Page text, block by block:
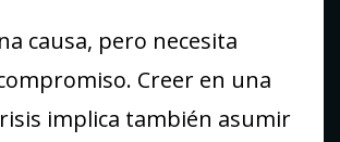
causa, pero necesita
Creer en una
implica también asumir